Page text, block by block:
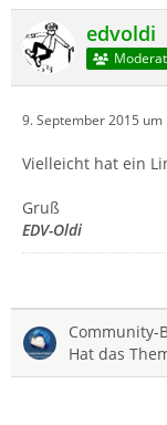
edvoldi
9. September 2015 um
Vielleicht hat ein
Gruß
EDV-Oldi
Community-
Hat das